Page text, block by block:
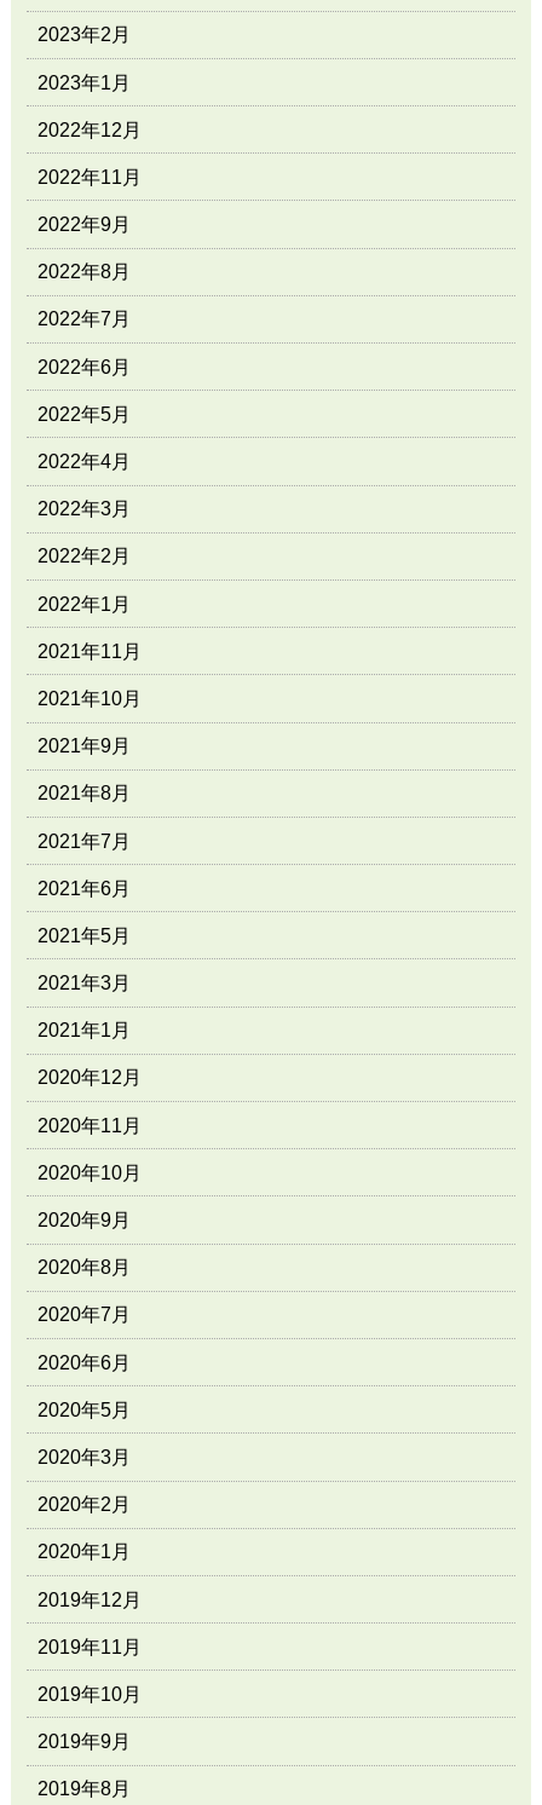
2023年2月
2023年1月
2022年12月
2022年11月
2022年9月
2022年8月
2022年7月
2022年6月
2022年5月
2022年4月
2022年3月
2022年2月
2022年1月
2021年11月
2021年10月
2021年9月
2021年8月
2021年7月
2021年6月
2021年5月
2021年3月
2021年1月
2020年12月
2020年11月
2020年10月
2020年9月
2020年8月
2020年7月
2020年6月
2020年5月
2020年3月
2020年2月
2020年1月
2019年12月
2019年11月
2019年10月
2019年9月
2019年8月